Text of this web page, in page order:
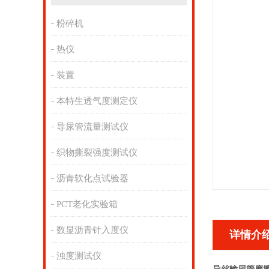
粉碎机
热仪
装置
本特生透气度测定仪
导尿管流量测试仪
织物撕裂强度测试仪
沥青软化点试验器
PCT老化实验箱
数显沥青针入度仪
浊度测试仪
详情介